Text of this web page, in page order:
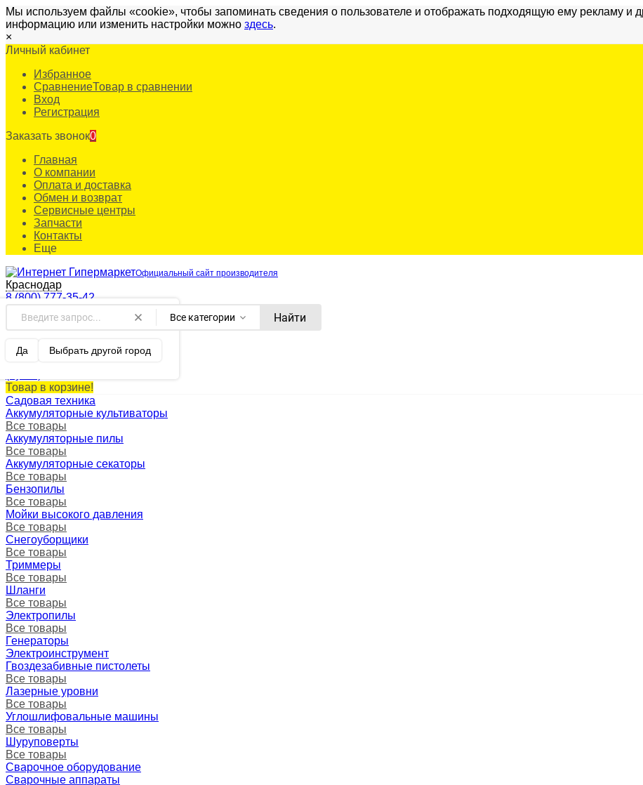
Мы используем файлы «cookie», чтобы запоминать сведения о пользователе и отображать подходящую ему рекламу и
информацию или изменить настройки можно здесь.
×
Личный кабинет
Избранное
СравнениеТовар в сравнении
Вход
Регистрация
Заказать звонок0
Главная
О компании
Оплата и доставка
Обмен и возврат
Сервисные центры
Запчасти
Контакты
Еще
Официальный сайт производителя
Краснодар
Краснодар ваш город?
Да Выбрать другой город
8 (800) 777-35-42
Все категории Найти
Корзина
Товар в корзине!
Садовая техника
Аккумуляторные культиваторы
Все товары
Аккумуляторные пилы
Все товары
Аккумуляторные секаторы
Все товары
Бензопилы
Все товары
Мойки высокого давления
Все товары
Снегоуборщики
Все товары
Триммеры
Все товары
Шланги
Все товары
Электропилы
Все товары
Генераторы
Электроинструмент
Гвоздезабивные пистолеты
Все товары
Лазерные уровни
Все товары
Углошлифовальные машины
Все товары
Шуруповерты
Все товары
Сварочное оборудование
Сварочные аппараты